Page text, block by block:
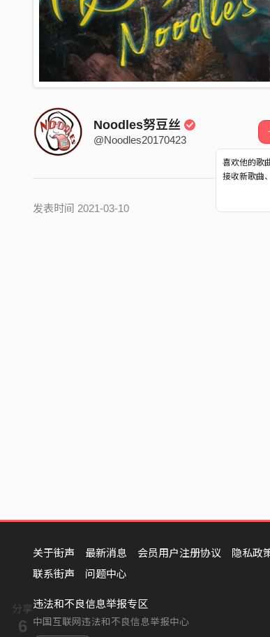
分享
6
Noodles努豆丝
@Noodles20170423
喜欢他的歌
接收新歌曲
发表时间 2021-03-10
关于街声 最新消息 会员用户注册协议 隐私政
联系街声
问题中心
违法和不良信息举报专区
中国互联网违法和不良信息举报中心